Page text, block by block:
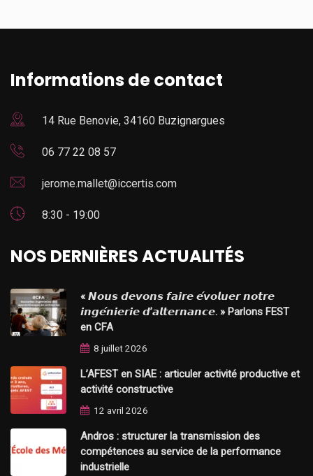
Informations de contact
14 Rue Benovie, 34160 Buzignargues
06 77 22 08 57
jerome.mallet@iccertis.com
8:30 - 19:00
NOS DERNIÈRES ACTUALITÉS
« 𝙉𝙤𝙪𝙨 𝙙𝙚𝙫𝙤𝙣𝙨 𝙛𝙖𝙞𝙧𝙚 𝙚́𝙫𝙤𝙡𝙪𝙚𝙧 𝙣𝙤𝙩𝙧𝙚
𝙞𝙣𝙜𝙚́𝙣𝙞𝙚𝙧𝙞𝙚 𝙙’𝙖𝙡𝙩𝙚𝙧𝙣𝙖𝙣𝙘𝙚. » Parlons FEST
en CFA
8 juillet 2026
L’AFEST en SIAE : articuler activité productive et
activité constructive
12 avril 2026
Andros : structurer la transmission des
compétences au service de la performance
industrielle